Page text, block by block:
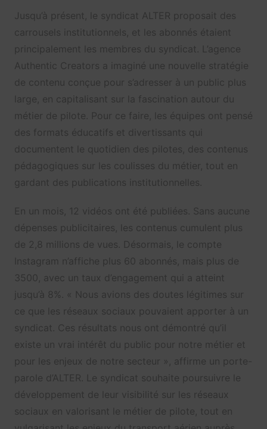
Jusqu’à présent, le syndicat ALTER proposait des
carrousels institutionnels, et les abonnés étaient
principalement les membres du syndicat. L’agence
Authentic Creators a imaginé une nouvelle stratégie
de contenu conçue pour s’adresser à un public plus
large, en capitalisant sur la fascination autour du
métier de pilote. Pour ce faire, les équipes ont pensé
des formats éducatifs et divertissants qui
documentent le quotidien des pilotes, des contenus
pédagogiques sur les coulisses du métier, tout en
gardant des publications institutionnelles.
En un mois, 12 vidéos ont été publiées. Sans aucune
dépenses publicitaires, les contenus cumulent plus
de 2,8 millions de vues. Désormais, le compte
Instagram n’affiche plus 60 abonnés, mais plus de
3500, avec un taux d’engagement qui a atteint
jusqu’à 8%. « Nous avions des doutes légitimes sur
ce que les réseaux sociaux pouvaient apporter à un
syndicat. Ces résultats nous ont démontré qu’il
existe un vrai intérêt du public pour notre métier et
pour les enjeux de notre secteur », affirme un porte-
parole d’ALTER. Le syndicat souhaite poursuivre le
développement de leur visibilité sur les réseaux
sociaux en valorisant le métier de pilote, tout en